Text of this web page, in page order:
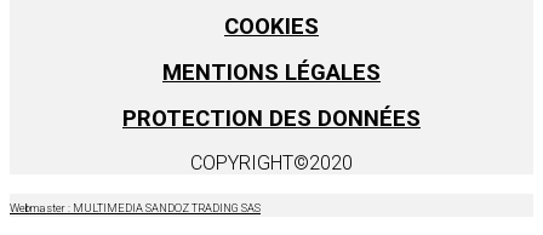
COOKIES
MENTIONS LÉGALES
PROTECTION DES DONNÉES
COPYRIGHT©2020
Webmaster : MULTIMEDIA SANDOZ TRADING SAS